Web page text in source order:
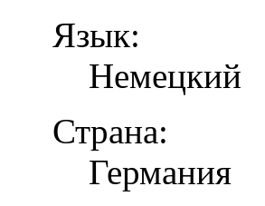
Язык:
Немецкий
Страна:
Германия